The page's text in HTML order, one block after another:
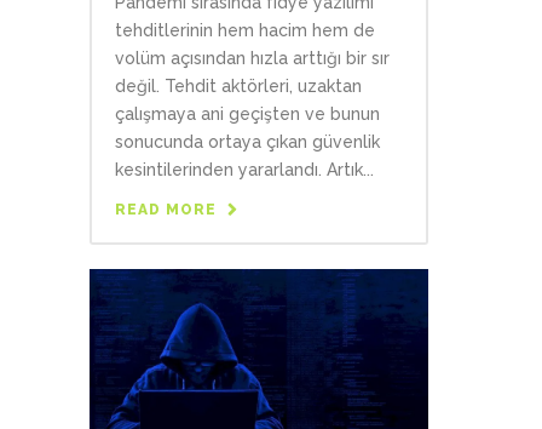
tehditlerinin hem hacim hem de
volüm açısından hızla arttığı bir sır
değil. Tehdit aktörleri, uzaktan
çalışmaya ani geçişten ve bunun
sonucunda ortaya çıkan güvenlik
kesintilerinden yararlandı. Artık...
READ MORE